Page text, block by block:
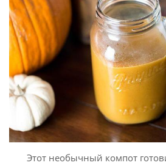
Этот необычный компот